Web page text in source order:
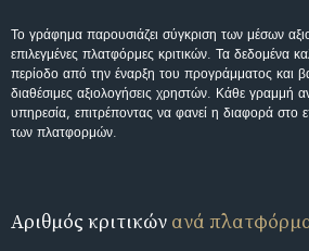
Το γράφημα παρουσιάζει σύγκριση των μέσων
επιλεγμένες πλατφόρμες κριτικών. Τα δεδομένα
περίοδο από την έναρξη του προγράμματος και
διαθέσιμες αξιολογήσεις χρηστών. Κάθε γραμμή
υπηρεσία, επιτρέποντας να φανεί η διαφορά στο
των πλατφορμών.
Αριθμός κριτικών ανά